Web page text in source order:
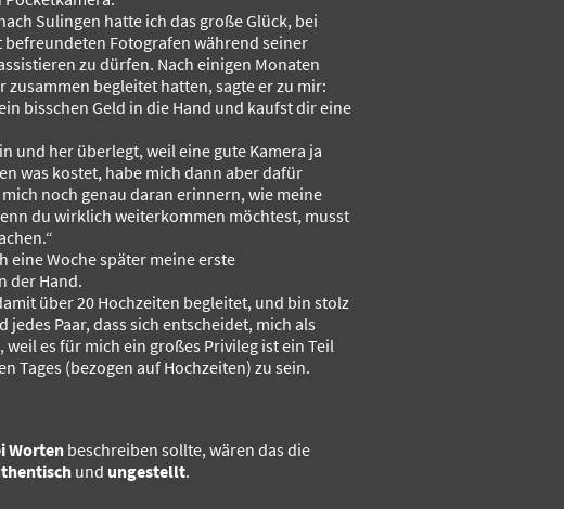
Sulingen hatte ich das große Glück, bei
Fotografen während seiner
zu dürfen. Nach einigen Monaten
zusammen begleitet hatten, sagte er zu mir:
bisschen Geld in die Hand und kaufst dir eine
und her überlegt, weil eine gute Kamera ja
was kostet, habe mich dann aber dafür
noch genau daran erinnern, wie meine
du wirklich weiterkommen möchtest, musst
eine Woche später meine erste
der Hand.
über 20 Hochzeiten begleitet, und bin stolz
jedes Paar, dass sich entscheidet, mich als
es für mich ein großes Privileg ist ein Teil
Tages (bezogen auf Hochzeiten) zu sein.
Worten beschreiben sollte, wären das die
und ungestellt.